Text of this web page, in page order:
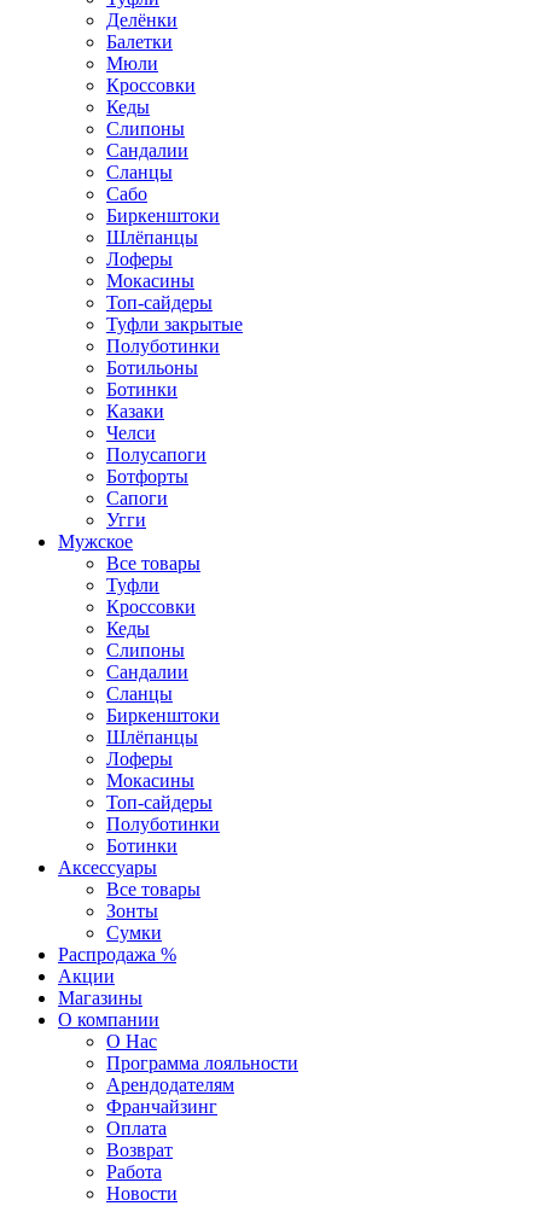
Делёнки
Балетки
Мюли
Кроссовки
Кеды
Слипоны
Сандалии
Сланцы
Сабо
Биркенштоки
Шлёпанцы
Лоферы
Мокасины
Топ-сайдеры
Туфли закрытые
Полуботинки
Ботильоны
Ботинки
Казаки
Челси
Полусапоги
Ботфорты
Сапоги
Угги
Мужское
Все товары
Туфли
Кроссовки
Кеды
Слипоны
Сандалии
Сланцы
Биркенштоки
Шлёпанцы
Лоферы
Мокасины
Топ-сайдеры
Полуботинки
Ботинки
Аксессуары
Все товары
Зонты
Сумки
Распродажа %
Акции
Магазины
О компании
О Нас
Программа лояльности
Арендодателям
Франчайзинг
Оплата
Возврат
Работа
Новости